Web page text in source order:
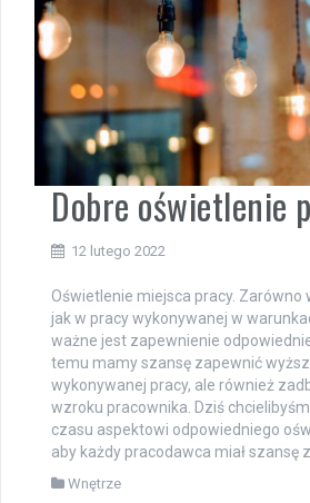
Dobre oświetlenie
12 lutego 2022
Oświetlenie miejsca pracy. Zarówno
jak w pracy wykonywanej w
ważne jest zapewnienie
temu mamy szansę zapewnić
wykonywanej pracy, ale również
wzroku pracownika. Dziś
czasu aspektowi odpowiedniego
aby każdy pracodawca miał szansę
Wnętrze